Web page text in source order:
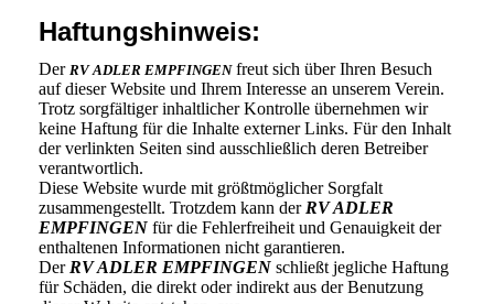
Haftungshinweis:
Der RV ADLER EMPFINGENfreut sich über Ihren Besuch
auf dieser Website und Ihrem Interesse an unserem Verein.
Trotz sorgfältiger inhaltlicher Kontrolle übernehmen wir
keine Haftung für die Inhalte externer Links. Für den Inhalt
der verlinkten Seiten sind ausschließlich deren Betreiber
verantwortlich.
Diese Website wurde mit größtmöglicher Sorgfalt
zusammengestellt. Trotzdem kann der RV ADLER
EMPFINGEN für die Fehlerfreiheit und Genauigkeit der
enthaltenen Informationen nicht garantieren.
Der RV ADLER EMPFINGEN schließt jegliche Haftung
für Schäden, die direkt oder indirekt aus der Benutzung